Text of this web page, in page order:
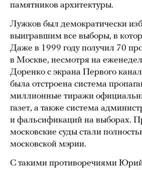
памятников архитектуры.
Лужков был демократически
выигравшим все выборы, в
Даже в 1999 году получил 70
в Москве, несмотря на
Доренко с экрана Первого
была отстроена система
миллионные тиражи
газет, а также система
и фальсификаций на выборах.
московские суды стали
московской мэрии.
С такими противоречиями